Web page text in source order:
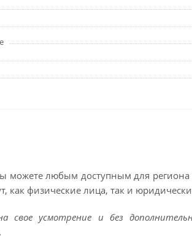
можете любым доступным для
как физические лица, так и
свое усмотрение и без